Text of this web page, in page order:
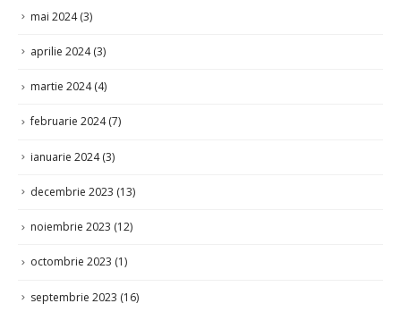
mai 2024(3)
aprilie 2024(3)
martie 2024(4)
februarie 2024(7)
ianuarie 2024(3)
decembrie 2023 (13)
noiembrie 2023 (12)
octombrie 2023 (1)
septembrie 2023 (16)